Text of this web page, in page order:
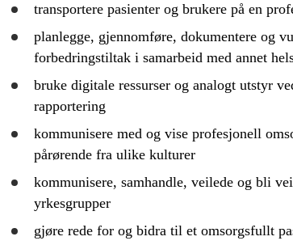
transportere pasienter og brukere på en
planlegge, gjennomføre, dokumentereog
forbedringstiltak i samarbeid med annet
brukedigitale ressurser og analogt utstyr
rapportering
kommunisere med og vise profesjonell
pårørende fra ulike kulturer
kommunisere, samhandle, veilede og bli
yrkesgrupper
gjøre rede forog bidra til et omsorgsfullt